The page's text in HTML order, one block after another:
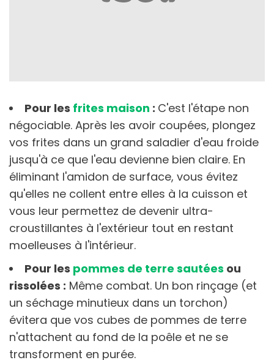
Pour les frites maison : C'est l'étape non
négociable. Après les avoir coupées, plongez
vos frites dans un grand saladier d'eau froide
jusqu'à ce que l'eau devienne bien claire. En
éliminant l'amidon de surface, vous évitez
qu'elles ne collent entre elles à la cuisson et
vous leur permettez de devenir ultra-
croustillantes à l'extérieur tout en restant
moelleuses à l'intérieur.
Pour les pommes de terre sautées ou
rissolées : Même combat. Un bon rinçage (et
un séchage minutieux dans un torchon)
évitera que vos cubes de pommes de terre
n'attachent au fond de la poêle et ne se
transforment en purée.